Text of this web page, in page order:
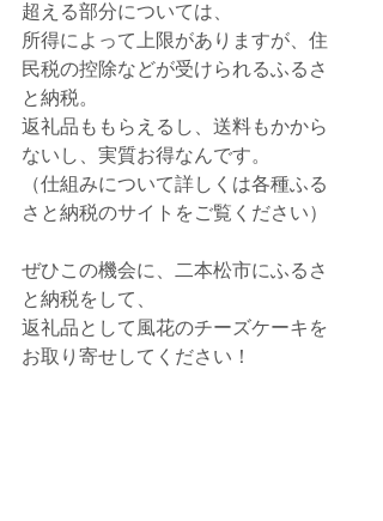
超える部分については、
所得によって上限がありますが、 住
民税の控除などが受けられるふるさ
と納税。
返礼品ももらえるし、送料もかから
ないし、実質お得なんです。
（仕組みについて詳しくは各種ふる
さと納税のサイトをご覧ください）
ぜひこの機会に、二本松市にふるさ
と納税をして、
返礼品として風花のチーズケーキを
お取り寄せしてください！